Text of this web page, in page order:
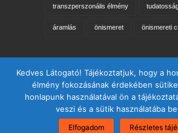
transzperszonális élmény
áramlás önismeret önismereti
Keresés az oldalon
Kedves Látogató! Tájékoztatjuk, hogy a
élmény fokozásának érdekében
honlapunk használatával ön a
veszi és a sütik használatába
Elfogadom Részletes